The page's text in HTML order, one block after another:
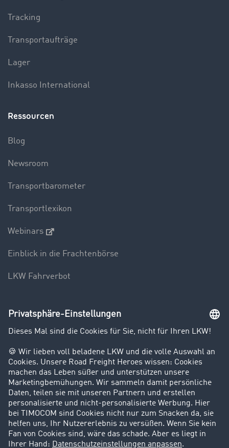
Tracking
Transportaufträge
Lager
Inkasso International
Ressourcen
Blog
Newsroom
Transportbarometer
Transportlexikon
Webinars
Einblick in die Frachtenbörse
LKW Fahrverbot
Unternehmen
Kunden werben Kunden
Success Stories
Karriere
Support
Kontakt